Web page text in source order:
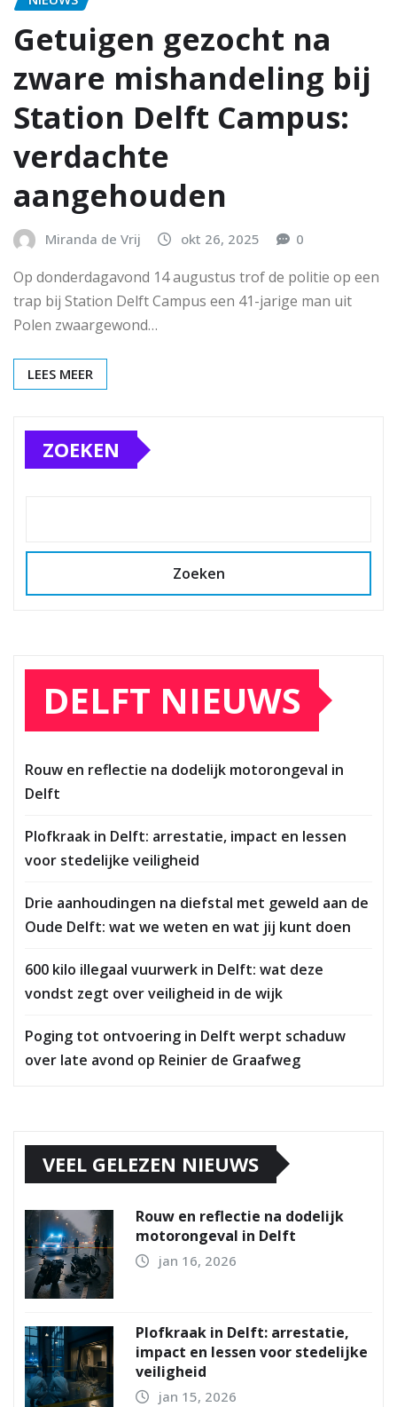
Getuigen gezocht na
zware mishandeling bij
Station Delft Campus:
verdachte
aangehouden
Miranda de Vrij okt 26, 2025 0
Op donderdagavond 14 augustus trof de politie op een
trap bij Station Delft Campus een 41-jarige man uit
Polen zwaargewond…
LEES MEER
ZOEKEN
Zoeken
DELFT NIEUWS
Rouw en reflectie na dodelijk motorongeval in
Delft
Plofkraak in Delft: arrestatie, impact en lessen
voor stedelijke veiligheid
Drie aanhoudingen na diefstal met geweld aan de
Oude Delft: wat we weten en wat jij kunt doen
600 kilo illegaal vuurwerk in Delft: wat deze
vondst zegt over veiligheid in de wijk
Poging tot ontvoering in Delft werpt schaduw
over late avond op Reinier de Graafweg
VEEL GELEZEN NIEUWS
Rouw en reflectie na dodelijk
motorongeval in Delft
jan 16, 2026
Plofkraak in Delft: arrestatie,
impact en lessen voor stedelijke
veiligheid
jan 15, 2026